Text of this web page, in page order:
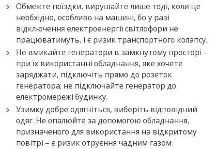
Обмежте поїздки, вирушайте лише тоді, коли це
необхідно, особливо на машині, бо у разі
відключення електроенергії світлофори не
працюватимуть, і є ризик транспортного колапсу.
Не вмикайте генератори в замкнутому просторі –
при їх використанні обладнання, яке хочете
заряджати, підключіть прямо до розеток
генератора; не підключайте генератор до
електромережі будинку.
Узимку добре одягніться, виберіть відповідний
одяг. Не опалюйте за допомогою обладнання,
призначеного для використання на відкритому
повітрі – є ризик отруєння чадним газом.